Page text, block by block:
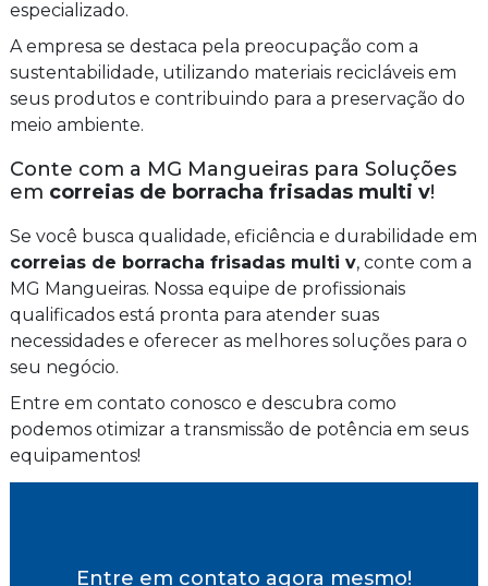
especializado.
A empresa se destaca pela preocupação com a
sustentabilidade, utilizando materiais recicláveis em
seus produtos e contribuindo para a preservação do
meio ambiente.
Conte com a MG Mangueiras para Soluções
em correias de borracha frisadas multi v!
Se você busca qualidade, eficiência e durabilidade em
correias de borracha frisadas multi v, conte com a
MG Mangueiras. Nossa equipe de profissionais
qualificados está pronta para atender suas
necessidades e oferecer as melhores soluções para o
seu negócio.
Entre em contato conosco e descubra como
podemos otimizar a transmissão de potência em seus
equipamentos!
Entre em contato agora mesmo!